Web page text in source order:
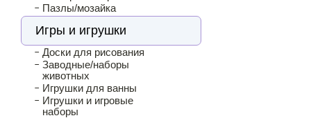
Пазлы/мозайка
Игры и игрушки
Доски для рисования
Заводные/наборы
животных
Игрушки для ванны
Игрушки и игровые
наборы